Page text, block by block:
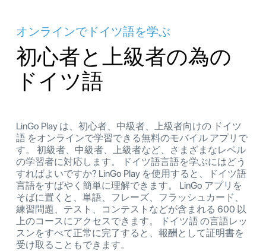
オンラインでドイツ語を学ぶ
初心者と上級者の為の
ドイツ語
LinGo Play は、初心者、中級者、上級者向けの ドイツ
語 をオンラインで学習できる無料のモバイル アプリで
す。 初級者、中級者、上級者など、さまざまなレベル
の学習者に対応します。 ドイツ語言語を学ぶにはどう
すればよいですか? LinGo Play を使用すると、ドイツ語
言語をすばやく簡単に理解できます。 LinGo アプリを
そばに置くと、単語、フレーズ、フラッシュカード、
練習問題、テスト、コンテストなどが含まれる 600 以
上のコースにアクセスできます。 ドイツ語 の言語レッ
スンをすべて正常に完了すると、報酬として証明書を
受け取ることもできます。